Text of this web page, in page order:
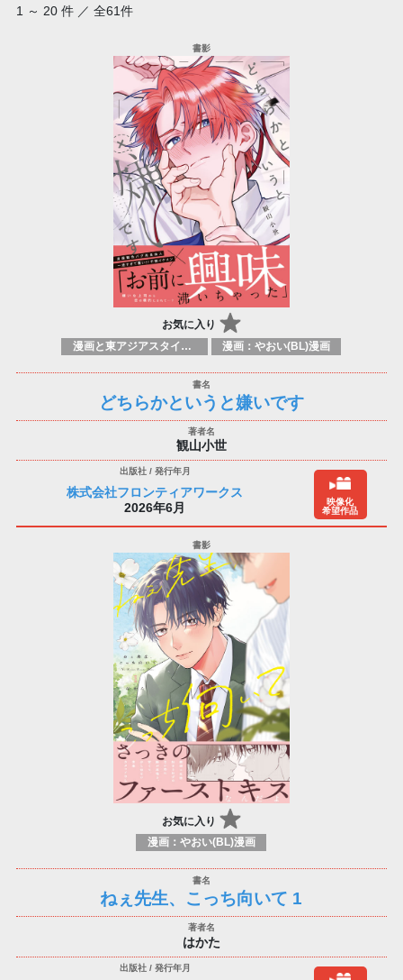
1 ～ 20 件 ／ 全61件
お気に入り
漫画と東アジアスタイル / 伝統的なコミックブック 漫画：やおい(BL)漫画
どちらかというと嫌いです
観山小世
株式会社フロンティアワークス
2026年6月
映像化
希望作品
お気に入り
漫画：やおい(BL)漫画
ねぇ先生、こっち向いて 1
はかた